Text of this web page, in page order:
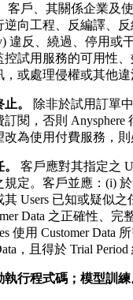
客戶、其關係企業及
逆向工程、反編譯、
違反、繞過、停用或
控試用服務的可用性
，或處理侵權或其他違
。
除非於試用訂單
訂閱，否則
為使用付費服務，則
客戶應對其指定之
定。客戶並應：(i)
其 Users 已知或疑似
Data 之正確性、
使用 Customer Data
，且得於 Trial
行程式碼；模型訓練